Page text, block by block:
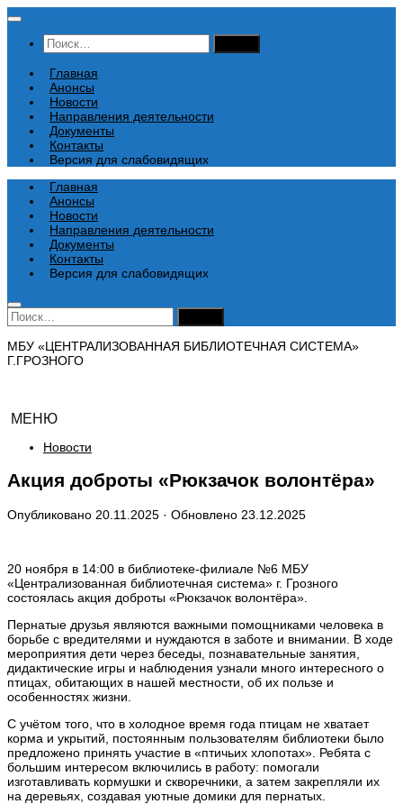
Перейти
содержимому
Найти:
Главная
Анонсы
Новости
Направления деятельности
Документы
Контакты
Версия для слабовидящих
Главная
Анонсы
Новости
Направления деятельности
Документы
Контакты
Версия для слабовидящих
Найти:
МБУ «ЦЕНТРАЛИЗОВАННАЯ БИБЛИОТЕЧНАЯ СИСТЕМА»
Г.ГРОЗНОГО
МЕНЮ
Новости
Акция доброты «Рюкзачок волонтёра»
Опубликовано 20.11.2025 · Обновлено 23.12.2025
20 ноября в 14:00 в библиотеке-филиале №6 МБУ
«Централизованная библиотечная система» г. Грозного
состоялась акция доброты «Рюкзачок волонтёра».
Пернатые друзья являются важными помощниками человека в
борьбе с вредителями и нуждаются в заботе и внимании. В ходе
мероприятия дети через беседы, познавательные занятия,
дидактические игры и наблюдения узнали много интересного о
птицах, обитающих в нашей местности, об их пользе и
особенностях жизни.
С учётом того, что в холодное время года птицам не хватает
корма и укрытий, постоянным пользователям библиотеки было
предложено принять участие в «птичьих хлопотах». Ребята с
большим интересом включились в работу: помогали
изготавливать кормушки и скворечники, а затем закрепляли их
на деревьях, создавая уютные домики для пернатых.